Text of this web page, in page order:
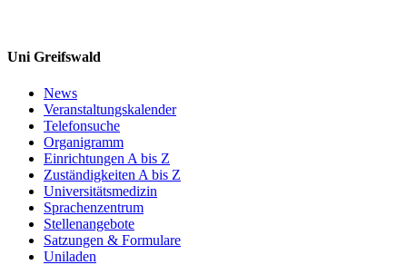
Uni Greifswald
News
Veranstaltungskalender
Telefonsuche
Organigramm
Einrichtungen A bis Z
Zuständigkeiten A bis Z
Universitätsmedizin
Sprachenzentrum
Stellenangebote
Satzungen & Formulare
Uniladen